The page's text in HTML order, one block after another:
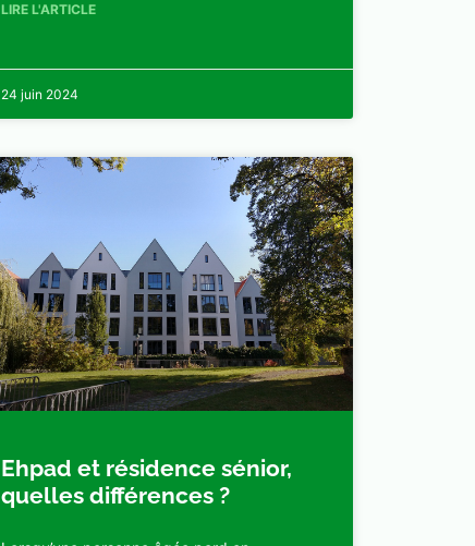
LIRE L'ARTICLE
24 juin 2024
Ehpad et résidence sénior,
quelles différences ?